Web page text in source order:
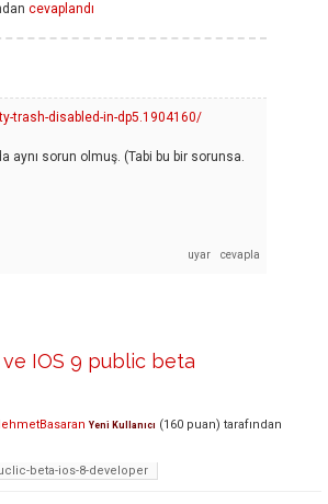
cevaplandı
trash-disabled-in-dp5.1904160/
aynı sorun olmuş. (Tabi bu bir sorunsa.
IOS 9 public beta
Yeni Kullanıcı (160 puan) tarafından
beta-ios-8-developer